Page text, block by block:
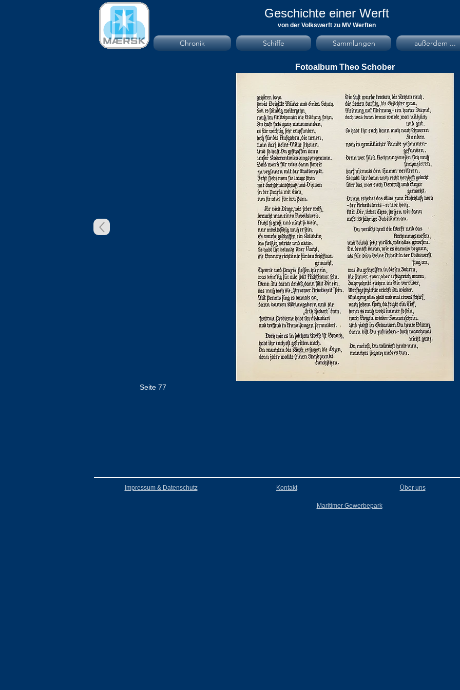
Geschichte einer Werft
von der Volkswerft zu MV Werften
Chronik Schiffe Sammlungen außerdem ...
Fotoalbum Theo Schober
Seite 77
Impressum & Datenschutz Kontakt Über uns
Maritimer Gewerbepark